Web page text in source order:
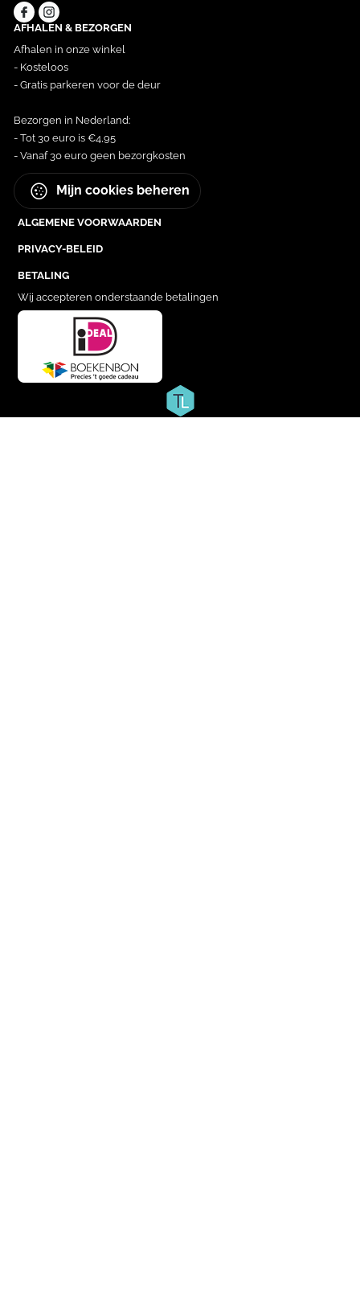
AFHALEN & BEZORGEN
Afhalen in onze winkel
- Kosteloos
- Gratis parkeren voor de deur
Bezorgen in Nederland:
- Tot 30 euro is €4,95
- Vanaf 30 euro geen bezorgkosten
Mijn cookies beheren
ALGEMENE VOORWAARDEN
PRIVACY-BELEID
BETALING
Wij accepteren onderstaande betalingen